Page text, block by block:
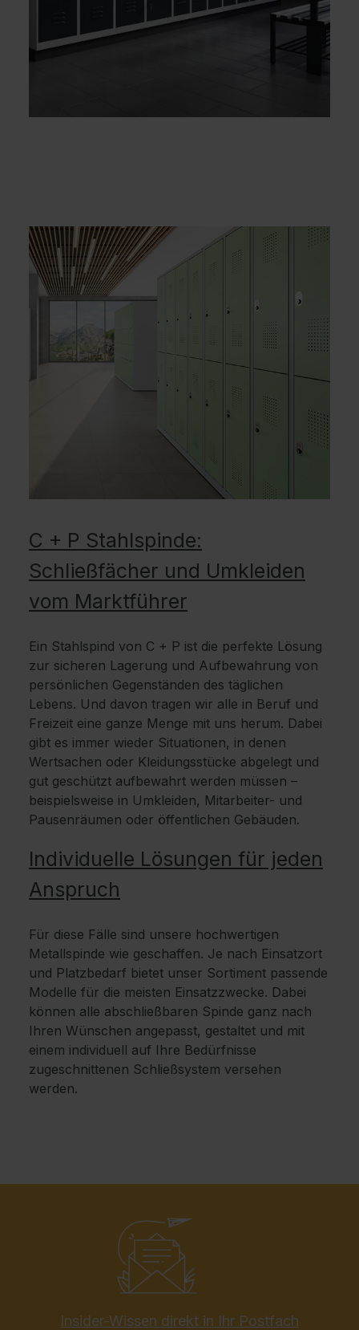
C + P Stahlspinde:
Schließfächer und Umkleiden
vom Marktführer
Ein Stahlspind von C + P ist die perfekte Lösung
zur sicheren Lagerung und Aufbewahrung von
persönlichen Gegenständen des täglichen
Lebens. Und davon tragen wir alle in Beruf und
Freizeit eine ganze Menge mit uns herum. Dabei
gibt es immer wieder Situationen, in denen
Wertsachen oder Kleidungsstücke abgelegt und
gut geschützt aufbewahrt werden müssen –
beispielsweise in Umkleiden, Mitarbeiter- und
Pausenräumen oder öffentlichen Gebäuden.
Individuelle Lösungen für jeden
Anspruch
Für diese Fälle sind unsere hochwertigen
Metallspinde wie geschaffen. Je nach Einsatzort
und Platzbedarf bietet unser Sortiment passende
Modelle für die meisten Einsatzzwecke. Dabei
können alle abschließbaren Spinde ganz nach
Ihren Wünschen angepasst, gestaltet und mit
einem individuell auf Ihre Bedürfnisse
zugeschnittenen Schließsystem versehen
werden.
Insider-Wissen direkt in Ihr Postfach